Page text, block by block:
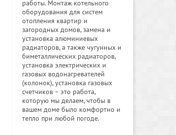
работы. Монтаж котельного
оборудования для систем
отопления квартир и
загородных домов, замена и
установка алюминиевых
радиаторов, а также чугунных и
биметаллических радиаторов,
установка электрических и
газовых водонагревателей
(колонок), установка газовых
счетчиков – это работа,
которую мы делаем, чтобы в
вашем доме было комфортно и
тепло при любой погоде.